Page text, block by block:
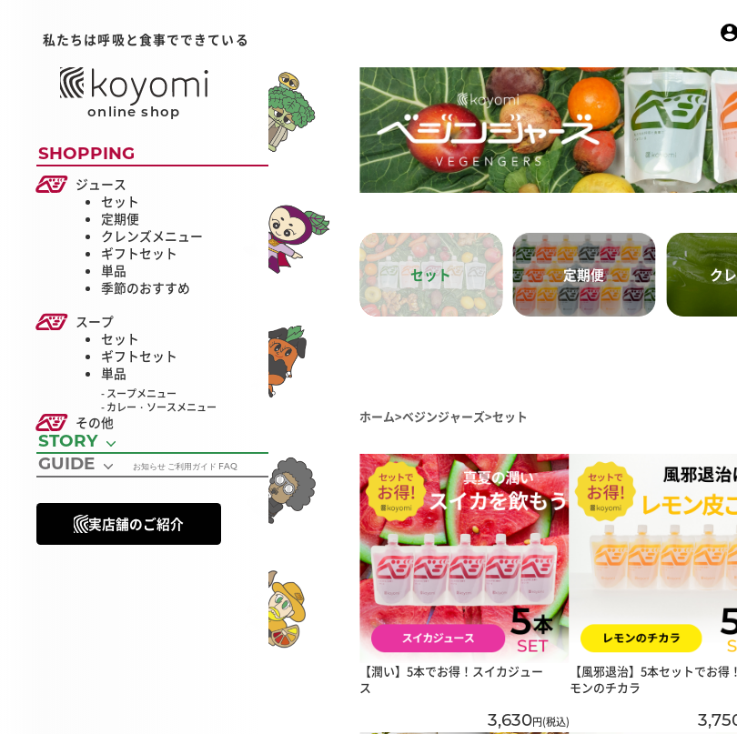
私たちは呼吸と食事でできている
online shop
SHOPPING
ジュース
セット
定期便
クレンズメニュー
ギフトセット
単品
季節のおすすめ
スープ
セット
ギフトセット
単品
スープメニュー
カレー・ソースメニュー
その他
STORY
GUIDE
お知らせ ご利用ガイド FAQ
実店舗のご紹介
セット 定期便 ク
ホーム ベジンジャーズ セット
【潤い】5本でお得！スイカジュー
ス
3,630円(税込)
【風邪退治】5本セットでお得
モンのチカラ